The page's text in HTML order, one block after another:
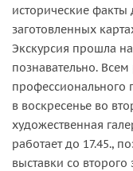
исторические факты
заготовленных
Экскурсия прошла
познавательно.
профессионального
в воскресенье во
художественная
работает до 17.45.,
выставки со второго